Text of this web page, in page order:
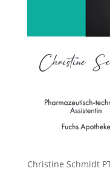
Christine Schmidt